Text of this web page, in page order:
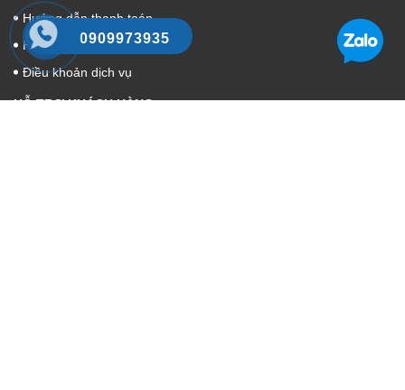
Hướng dẫn thanh toán
Hướng dẫn giao nhận
Điều khoản dịch vụ
HỖ TRỢ KHÁCH HÀNG
0909973935